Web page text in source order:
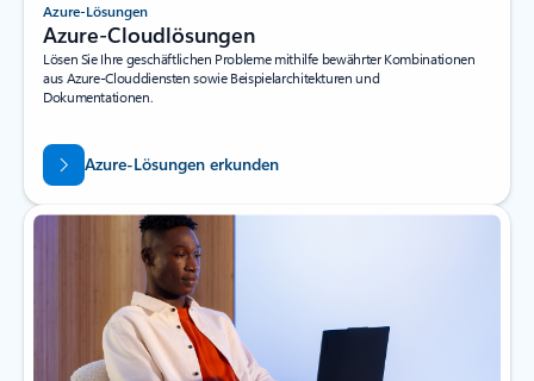
Azure-Lösungen
Azure-Cloudlösungen
Lösen Sie Ihre geschäftlichen Probleme mithilfe bewährter Kombinationen
aus Azure-Clouddiensten sowie Beispielarchitekturen und
Dokumentationen.
Azure-Lösungen erkunden